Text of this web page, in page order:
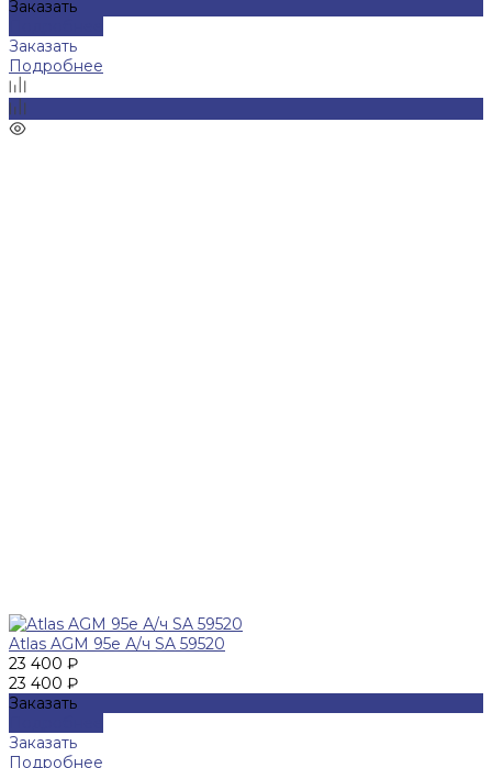
Заказать
Заказать
Подробнее
Atlas AGM 95e А/ч SA 59520
23 400 ₽
23 400 ₽
Заказать
Заказать
Подробнее